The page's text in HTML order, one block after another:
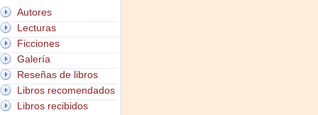
Autores
Lecturas
Ficciones
Galería
Reseñas de libros
Libros recomendados
Libros recibidos